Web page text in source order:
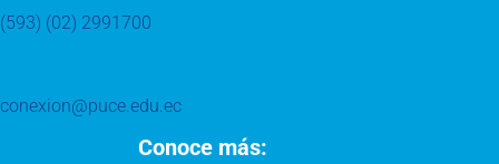
(593) (02) 2991700
conexion@puce.edu.ec
Conoce más: